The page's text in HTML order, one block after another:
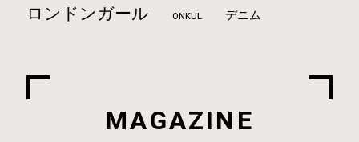
ロンドンガール ONKUL デニム
MAGAZINE